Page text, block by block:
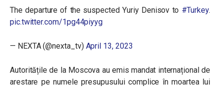
The departure of the suspected Yuriy Denisov to #Turkey.
pic.twitter.com/1pg44piyyg
— NEXTA (@nexta_tv) April 13, 2023
Autoritățile de la Moscova au emis mandat internațional de
arestare pe numele presupusului complice în moartea lui